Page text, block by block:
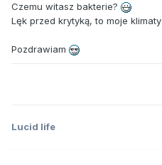
Czemu witasz bakterie?
Lęk przed krytyką, to moje klimaty
Pozdrawiam
Lucid life